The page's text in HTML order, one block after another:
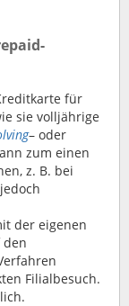
für
sie volljährige
– oder
zum einen
z. B. bei
der eigenen
Filialbesuch.